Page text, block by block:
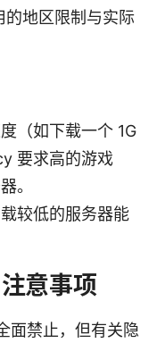
的地区限制与实际
（如下载一个 1G
要求高的游戏
。
较低的服务器能
意事项
面禁止，但有关隐